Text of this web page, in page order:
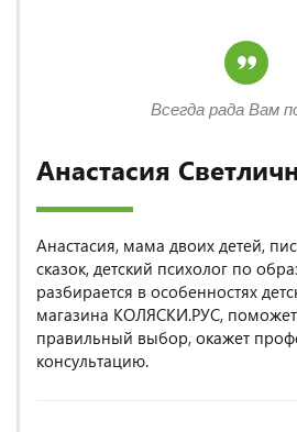
Анастасия
Анастасия, мама двоих детей,
сказок, детский психолог по
разбирается в особенностях
магазина КОЛЯСКИ.РУС, поможет
правильный выбор, окажет
консультацию.
Всегда рада Вам